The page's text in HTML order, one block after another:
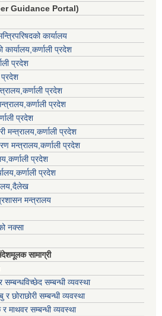
Guidance Portal)
कार्यालय
कार्यालय,कर्णाली प्रदेश
प्रदेश
प्रदेश
प्रदेश
प्रदेश
प्रदेश
मन्त्रालय,कर्णाली प्रदेश
मन्त्रालय,कर्णाली प्रदेश
प्रदेश
प्रदेश
मन्त्रालय
नक्सा
सामाग्री
सम्बन्धविच्छेद सम्बन्धी व्यवस्था
छोराछोरी सम्बन्धी व्यवस्था
माथवर सम्बन्धी व्यवस्था